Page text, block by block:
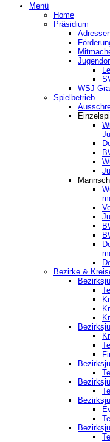
Menü
Home
Präsidium
WSJ
Spielbetrieb
Bezirke &